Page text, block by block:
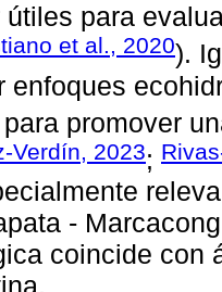
útiles para
et al., 2020).
enfoques
promover
Verdín, 2023;
-
coincide con